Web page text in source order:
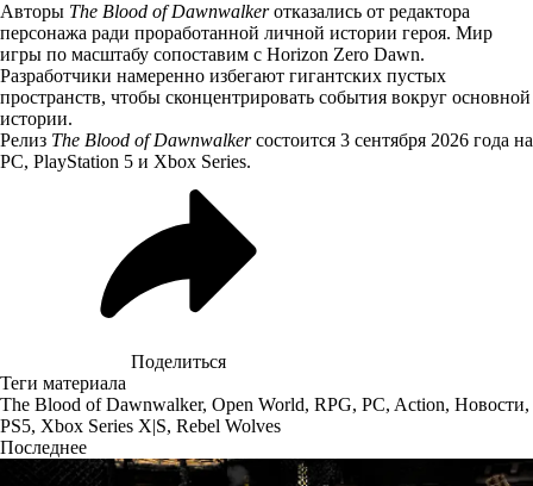
Авторы The Blood of Dawnwalker отказались от редактора
персонажа ради проработанной личной истории героя. Мир
игры по масштабу сопоставим с Horizon Zero Dawn.
Разработчики намеренно избегают гигантских пустых
пространств, чтобы сконцентрировать события вокруг основной
истории.
Релиз The Blood of Dawnwalkerсостоится 3 сентября 2026 года на
PC, PlayStation 5 и Xbox Series.
Поделиться
Теги материала
The Blood of Dawnwalker, Open World, RPG, PC, Action, Новости,
PS5, Xbox Series X|S, Rebel Wolves
Последнее